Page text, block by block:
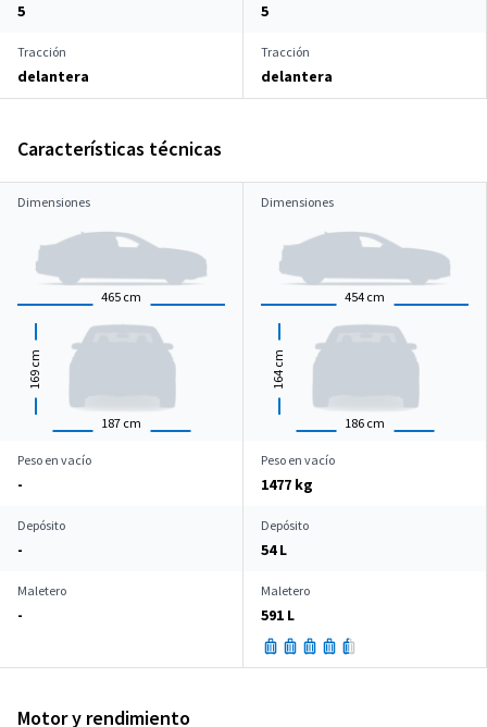
5 5
Tracción
delantera
Tracción
delantera
Características técnicas
Dimensiones
465 cm
187 cm
169
cm
Dimensiones
454 cm
186 cm
164
cm
Peso en vacío
-
Peso en vacío
1477 kg
Depósito
-
Depósito
54 L
Maletero
-
Maletero
591 L
Motor y rendimiento